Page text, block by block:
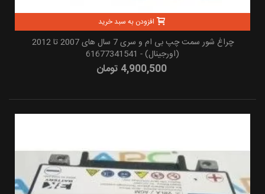
افزودن به سبد خرید
چراغ شور سمت چپ بی ام و سری 7 سال های 2007 تا 2012
(اورجینال) - 61677341541
4,900,500 تومان